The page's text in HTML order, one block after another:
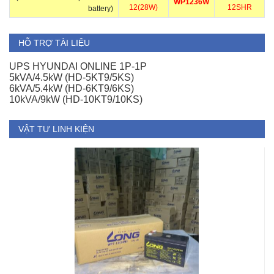
battery)
12(28W)
WP1236W
12SHR
HỖ TRỢ TÀI LIỆU
UPS HYUNDAI ONLINE 1P-1P
5kVA/4.5kW (HD-5KT9/5KS)
6kVA/5.4kW (HD-6KT9/6KS)
10kVA/9kW (HD-10KT9/10KS)
VẬT TƯ LINH KIỆN